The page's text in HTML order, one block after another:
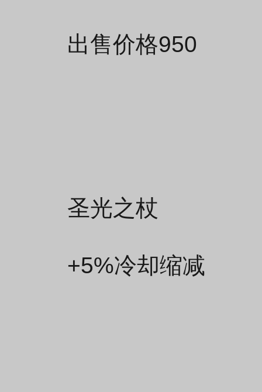
出售价格950
圣光之杖
+5%冷却缩减